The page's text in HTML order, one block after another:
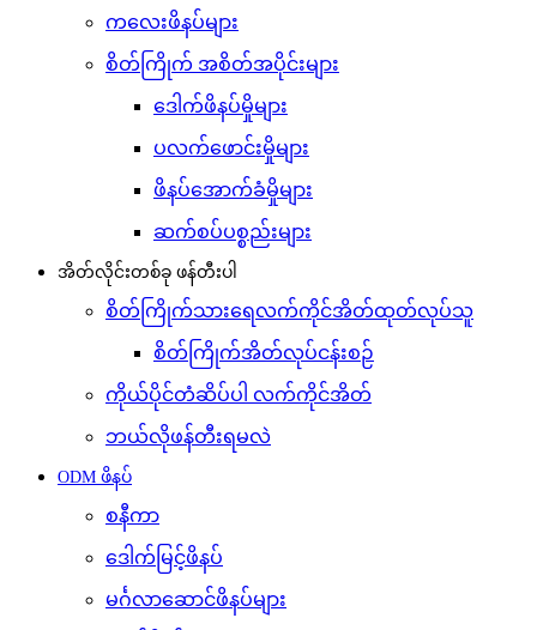
ကလေးဖိနပ်များ
စိတ်ကြိုက် အစိတ်အပိုင်းများ
ဒေါက်ဖိနပ်မှိုများ
ပလက်ဖောင်းမှိုများ
ဖိနပ်အောက်ခံမှိုများ
ဆက်စပ်ပစ္စည်းများ
အိတ်လိုင်းတစ်ခု ဖန်တီးပါ
စိတ်ကြိုက်သားရေလက်ကိုင်အိတ်ထုတ်လုပ်သူ
စိတ်ကြိုက်အိတ်လုပ်ငန်းစဉ်
ကိုယ်ပိုင်တံဆိပ်ပါ လက်ကိုင်အိတ်
ဘယ်လိုဖန်တီးရမလဲ
ODM ဖိနပ်
စနီကာ
ဒေါက်မြင့်ဖိနပ်
မင်္ဂလာဆောင်ဖိနပ်များ